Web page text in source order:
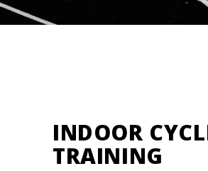
INDOOR
TRAINING